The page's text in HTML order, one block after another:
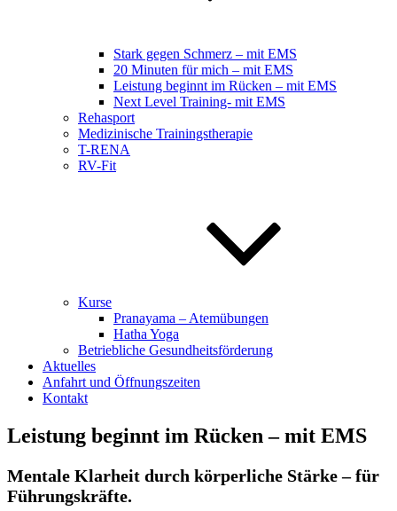
Stark gegen Schmerz – mit EMS
20 Minuten für mich – mit EMS
Leistung beginnt im Rücken – mit EMS
Next Level Training- mit EMS
Rehasport
Medizinische Trainingstherapie
T-RENA
RV-Fit
Kurse
Pranayama – Atemübungen
Hatha Yoga
Betriebliche Gesundheitsförderung
Aktuelles
Anfahrt und Öffnungszeiten
Kontakt
Leistung beginnt im Rücken – mit EMS
Mentale Klarheit durch körperliche Stärke – für
Führungskräfte.